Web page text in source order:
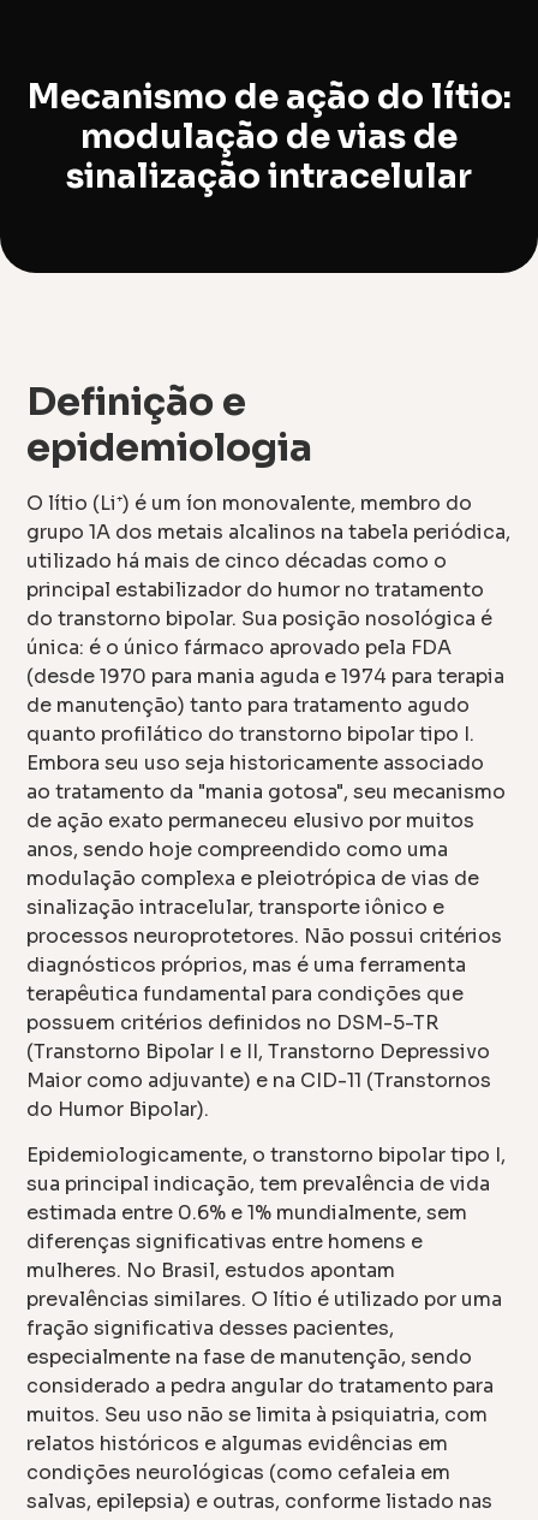
Mecanismo de ação do lítio:
modulação de vias de
sinalização intracelular
Definição e
epidemiologia
O lítio (Li⁺) é um íon monovalente, membro do
grupo 1A dos metais alcalinos na tabela periódica,
utilizado há mais de cinco décadas como o
principal estabilizador do humor no tratamento
do transtorno bipolar. Sua posição nosológica é
única: é o único fármaco aprovado pela FDA
(desde 1970 para mania aguda e 1974 para terapia
de manutenção) tanto para tratamento agudo
quanto profilático do transtorno bipolar tipo I.
Embora seu uso seja historicamente associado
ao tratamento da "mania gotosa", seu mecanismo
de ação exato permaneceu elusivo por muitos
anos, sendo hoje compreendido como uma
modulação complexa e pleiotrópica de vias de
sinalização intracelular, transporte iônico e
processos neuroprotetores. Não possui critérios
diagnósticos próprios, mas é uma ferramenta
terapêutica fundamental para condições que
possuem critérios definidos no DSM-5-TR
(Transtorno Bipolar I e II, Transtorno Depressivo
Maior como adjuvante) e na CID-11 (Transtornos
do Humor Bipolar).
Epidemiologicamente, o transtorno bipolar tipo I,
sua principal indicação, tem prevalência de vida
estimada entre 0.6% e 1% mundialmente, sem
diferenças significativas entre homens e
mulheres. No Brasil, estudos apontam
prevalências similares. O lítio é utilizado por uma
fração significativa desses pacientes,
especialmente na fase de manutenção, sendo
considerado a pedra angular do tratamento para
muitos. Seu uso não se limita à psiquiatria, com
relatos históricos e algumas evidências em
condições neurológicas (como cefaleia em
salvas, epilepsia) e outras, conforme listado nas